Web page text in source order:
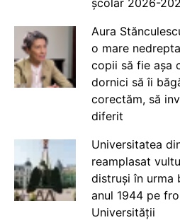
școlar 2026-
Aura
o mare
copii să fie așa
dornici să îi
corectăm, să
diferit
Universitatea
reamplasat
distruși în urma
anul 1944 pe
Universității